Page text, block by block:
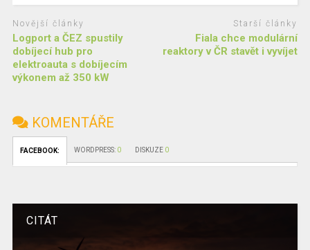
Novější články
Logport a ČEZ spustily
dobíjecí hub pro
elektroauta s dobíjecím
výkonem až 350 kW
Starší články
Fiala chce modulární
reaktory v ČR stavět i vyvíjet
KOMENTÁŘE
FACEBOOK: WORDPRESS: 0 DISKUZE 0
CITÁT